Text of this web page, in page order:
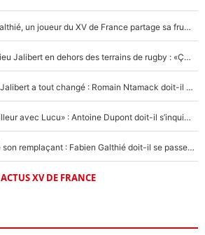
Mis de côté par Fabien Galthié, un joueur du XV de France partage sa frustration : «ils ne me l’ont pas dit tout de suite»
La raison d'être de Matthieu Jalibert en dehors des terrains de rugby : «Ça m'atteint autant que si tu touches à un membre de ma famille»
XV de France - Matthieu Jalibert a tout changé : Romain Ntamack doit-il s’inquiéter pour sa place à un an de la Coupe du monde ?
«Le XV de France est meilleur avec Lucu» : Antoine Dupont doit-il s’inquiéter pour sa place ?
Le XV de France a trouvé son remplaçant : Fabien Galthié doit-il se passer d'Antoine Dupont ?
ACTUS XV DE FRANCE